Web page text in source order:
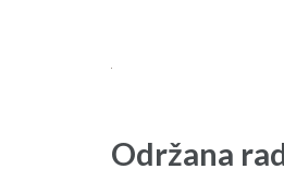
Održana